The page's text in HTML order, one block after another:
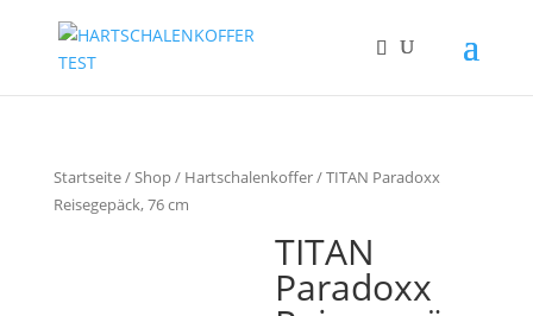
Startseite/Shop/ Hartschalenkoffer/ TITAN Paradoxx
Reisegepäck, 76 cm
TITAN
Paradoxx